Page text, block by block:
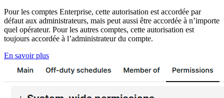
Pour les comptes Enterprise, cette autorisation est accordée par
défaut aux administrateurs, mais peut aussi être accordée à n’importe
quel opérateur. Pour les autres comptes, cette autorisation est
toujours accordée à l’administrateur du compte.
En savoir plus